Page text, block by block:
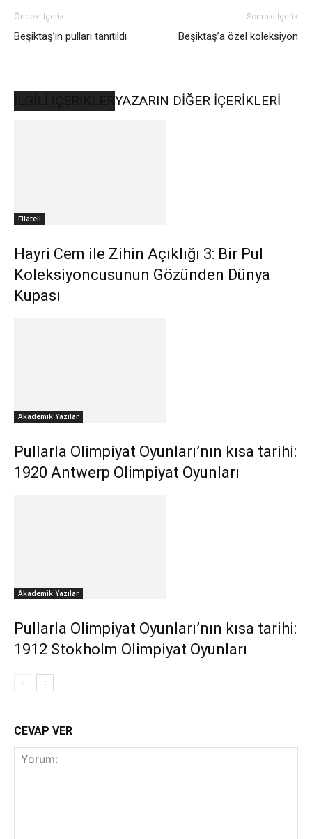
Önceki İçerik
Beşiktaş’ın pulları tanıtıldı
Sonraki İçerik
Beşiktaş’a özel koleksiyon
YAZARIN DİĞER İÇERİKLERİ
Filateli
Hayri Cem ile Zihin Açıklığı 3: Bir Pul
Koleksiyoncusunun Gözünden Dünya
Kupası
Akademik Yazılar
Pullarla Olimpiyat Oyunları’nın kısa tarihi:
1920 Antwerp Olimpiyat Oyunları
Akademik Yazılar
Pullarla Olimpiyat Oyunları’nın kısa tarihi:
1912 Stokholm Olimpiyat Oyunları
CEVAP VER